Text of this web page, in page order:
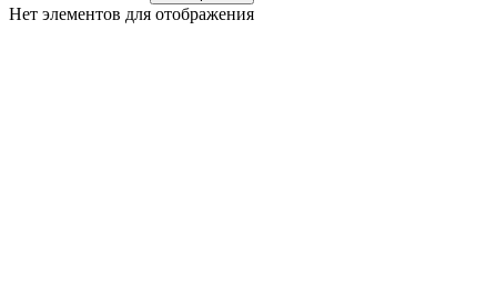
Нет элементов для отображения